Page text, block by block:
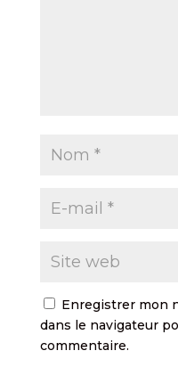
Enregistrer mon
dans le navigateur
commentaire.